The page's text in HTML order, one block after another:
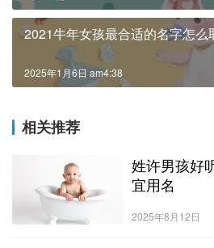
2021牛年女孩最合适的名字怎么
2025年1月6日 am4:38
相关推荐
姓许男孩好
宜用名
2025年8月12日